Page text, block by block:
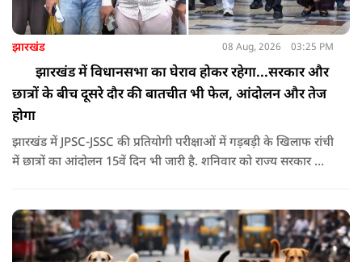
झारखंड 08 Aug, 2026 03:25 PM
झारखंड में विधानसभा का घेराव होकर रहेगा...सरकार और
छात्रों के बीच दूसरे दौर की बातचीत भी फेल, आंदोलन और तेज
होगा
झारखंड में JPSC-JSSC की प्रतियोगी परीक्षाओं में गड़बड़ी के खिलाफ रांची
में छात्रों का आंदोलन 15वें दिन भी जारी है. शनिवार को राज्य सरकार और